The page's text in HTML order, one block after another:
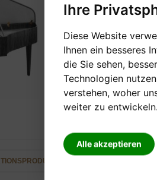
Ihre
Diese Website
Ihnen ein besseres
die Sie sehen,
Technologien
verstehen, woher
weiter zu entwickeln.
Alle akzeptieren
-/+